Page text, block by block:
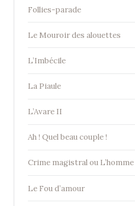
Follies-parade
Le Mouroir des alouettes
L’Imbécile
La Piaule
L’Avare II
Ah ! Quel beau couple !
Crime magistral ou
Le Fou d’amour